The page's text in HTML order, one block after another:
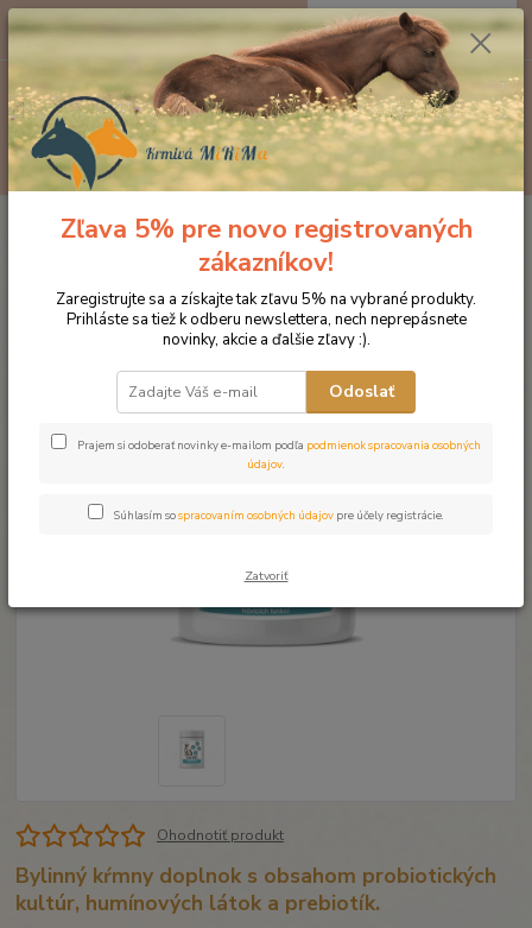
Menu
0ks
za0 €
Produkty DROMY Psy a mačky Doplnky pre BARF
Dromy
Gastro 250 g
Dromy Gastro 250 g
Ohodnotiť produkt
Bylinný kŕmny doplnok s obsahom probiotických
kultúr, humínových látok a prebiotík.
Zľava 5% pre novo registrovaných
zákazníkov!
Zaregistrujte sa a získajte tak zľavu 5% na vybrané produkty.
Prihláste sa tiež k odberu newslettera, nech neprepásnete
novinky, akcie a ďalšie zľavy :).
Odoslať
Prajem si odoberať novinky e-mailom podľa podmienok spracovania osobných
údajov.
Súhlasím sospracovaním osobných údajov pre účely registrácie.
Zatvoriť